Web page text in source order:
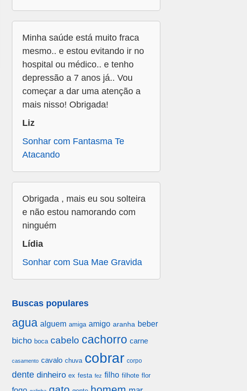
Minha saúde está muito fraca
mesmo.. e estou evitando ir no
hospital ou médico.. e tenho
depressão a 7 anos já.. Vou
começar a dar uma atenção a
mais nisso! Obrigada!
Liz
Sonhar com Fantasma Te
Atacando
Obrigada , mais eu sou solteira
e não estou namorando com
ninguém
Lídia
Sonhar com Sua Mae Gravida
Buscas populares
agua alguem amiga amigo aranha beber
bicho boca cabelo cachorro carne
casamento cavalo chuva cobrar corpo
dente dinheiro ex festa fez filho filhote flor